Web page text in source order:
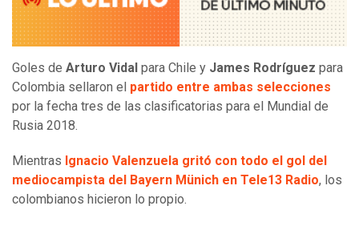
Goles de Arturo Vidal para Chile y James Rodríguez para
Colombia sellaron el partido entre ambas selecciones
por la fecha tres de las clasificatorias para el Mundial de
Rusia 2018.
Mientras Ignacio Valenzuela gritó con todo el gol del
mediocampista del Bayern Münich en Tele13 Radio, los
colombianos hicieron lo propio.